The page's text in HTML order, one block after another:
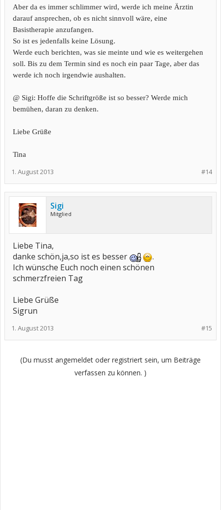
Aber da es immer schlimmer wird, werde ich meine Ärztin
darauf ansprechen, ob es nicht sinnvoll wäre, eine
Basistherapie anzufangen.
So ist es jedenfalls keine Lösung.
Werde euch berichten, was sie meinte und wie es weitergehen
soll. Bis zu dem Termin sind es noch ein paar Tage, aber das
werde ich noch irgendwie aushalten.
@ Sigi: Hoffe die Schriftgröße ist so besser? Werde mich
bemühen, daran zu denken.
Liebe Grüße
Tina
#14
1. August 2013
Sigi
Mitglied
Liebe Tina,
danke schön,ja,so ist es besser
.
Ich wünsche Euch noch einen schönen
schmerzfreien Tag
Liebe Grüße
Sigrun
#15
1. August 2013
(Du musst angemeldet oder registriert sein, um Beiträge
verfassen zu können. )